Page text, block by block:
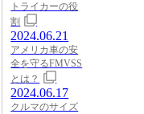
トライカーの役
割
2024.06.21
アメリカ車の安
全を守るFMVSS
とは？
2024.06.17
クルマのサイズ